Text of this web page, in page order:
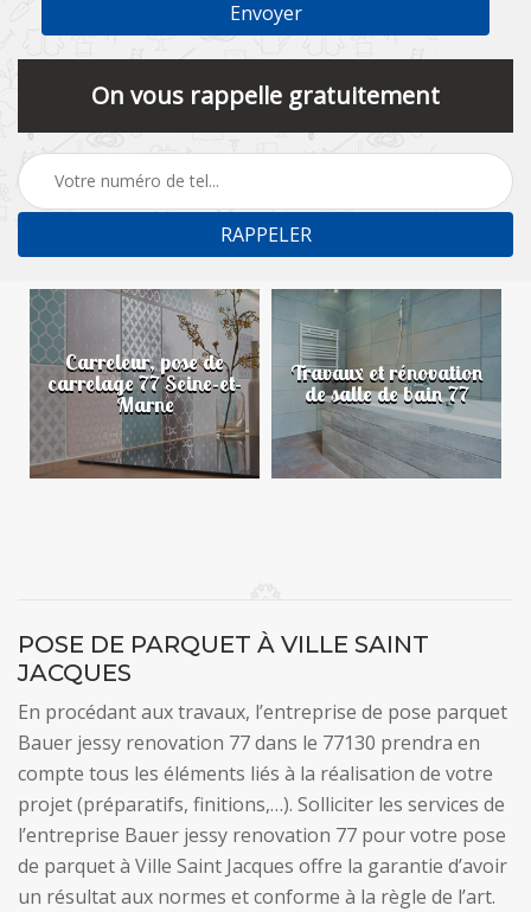
On vous rappelle gratuitement
Carreleur, pose de
carrelage 77 Seine-et-
Marne
Travaux et rénovation
de salle de bain 77
POSE DE PARQUET À VILLE SAINT
JACQUES
En procédant aux travaux, l’entreprise de pose parquet
Bauer jessy renovation 77 dans le 77130 prendra en
compte tous les éléments liés à la réalisation de votre
projet (préparatifs, finitions,…). Solliciter les services de
l’entreprise Bauer jessy renovation 77 pour votre pose
de parquet à Ville Saint Jacques offre la garantie d’avoir
un résultat aux normes et conforme à la règle de l’art.